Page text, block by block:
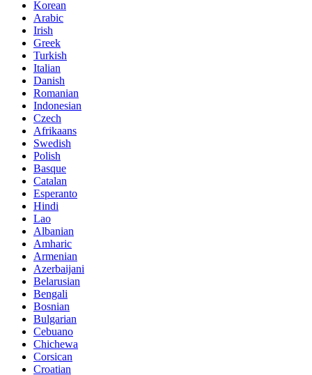
Korean
Arabic
Irish
Greek
Turkish
Italian
Danish
Romanian
Indonesian
Czech
Afrikaans
Swedish
Polish
Basque
Catalan
Esperanto
Hindi
Lao
Albanian
Amharic
Armenian
Azerbaijani
Belarusian
Bengali
Bosnian
Bulgarian
Cebuano
Chichewa
Corsican
Croatian